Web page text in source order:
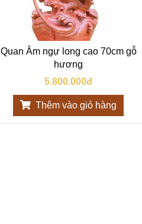
Quan Âm ngự long cao 70cm gỗ
hương
5.800.000đ
Thêm vào giỏ hàng